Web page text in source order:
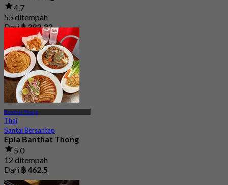
4.7
55 ditempah
Dari฿ 383.33
Banthat Thong
Thai
Santai Bersantap
Epia Banthat Thong
5.0
12 ditempah
Dari ฿ 462.5